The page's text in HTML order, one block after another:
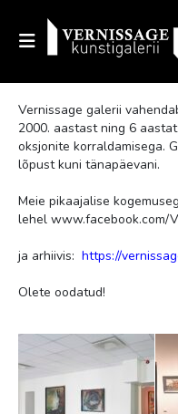
Vernissage galerii
2000. aastast ning 6
oksjonite korraldamisega.
lõpust kuni tänapäevani.
Meie pikaajalise
lehel www.facebook.com/
ja arhiivis: https://
Olete oodatud!